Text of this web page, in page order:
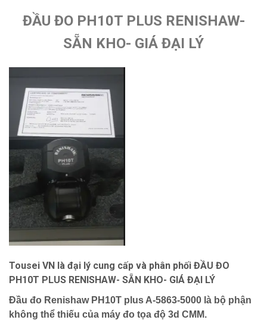
ĐẦU ĐO PH10T PLUS RENISHAW-
SẴN KHO- GIÁ ĐẠI LÝ
Tousei VN là đại lý cung cấp và phân phối ĐẦU ĐO
PH10T PLUS RENISHAW- SẴN KHO- GIÁ ĐẠI LÝ
Đầu đo Renishaw PH10T plus A-5863-5000 là bộ phận
không thể thiếu của máy đo tọa độ 3d CMM.